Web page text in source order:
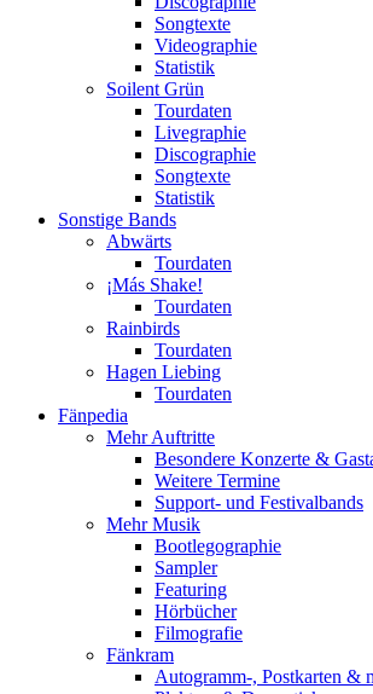
Songtexte
Videographie
Statistik
Soilent Grün
Tourdaten
Livegraphie
Discographie
Songtexte
Statistik
Sonstige Bands
Abwärts
Tourdaten
¡Más Shake!
Tourdaten
Rainbirds
Tourdaten
Hagen Liebing
Tourdaten
Fänpedia
Mehr Auftritte
Besondere Konzerte &
Weitere Termine
Support- und Festivalbands
Mehr Musik
Bootlegographie
Sampler
Featuring
Hörbücher
Filmografie
Fänkram
Autogramm-, Postkarten &